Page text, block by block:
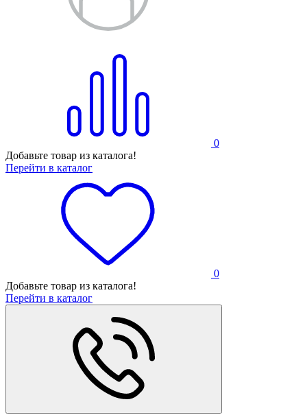
0
Добавьте товар из каталога!
Перейти в каталог
0
Добавьте товар из каталога!
Перейти в каталог